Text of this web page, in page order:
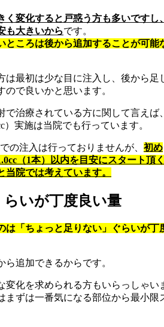
く変化すると戸惑う方も多いですし
も大きいからです。
ところは後から追加することが可能
は最初は少な目に注入し、後から足
で良いかと思います。
で治療されている方に関して言えば
）実施は当院でも行っています。
の注入は行っておりませんが、 初め
（1本）以内を目安にスタート頂
院では考えています。
いが丁度良い量
は「ちょっと足りない」ぐらいが丁
追加できるからです。
変化を求められる方もいらっしゃい
まずは一番気になる部位から最小限